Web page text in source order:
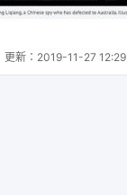
更新： 2019-11-27 12:29